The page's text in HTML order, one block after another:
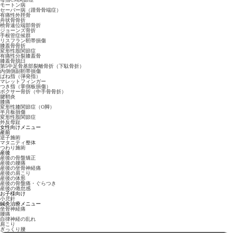
モートン病
セーバー病（踵骨骨端症）
有痛性外脛骨
舟状骨骨折
橈骨遠位端部骨折
ジョーンズ骨折
手根管症候群
リスフラン靭帯損傷
膝蓋骨骨折
変形性股関節症
有痛性分裂膝蓋骨
膝蓋骨脱臼
第5中足骨基部裂離骨折（下駄骨折）
内側側副靭帯損傷
ばね指（弾発指）
マレットフィンガー
つき指（掌側板損傷）
ボクサー骨折（中手骨骨折）
腱鞘炎
膝痛
変形性膝関節症（O脚）
半月板損傷
変形性股関節症
外反母趾
女性向けメニュー
産前
逆子施術
マタニティ整体
つわり施術
産後
産後の骨盤矯正
産後の腰痛
産後の坐骨神経痛
産後の肩こり
産後の体形
産後の骨盤痛・ぐらつき
産後の倦怠感
お子様向け
小児針
鍼灸治療メニュー
坐骨神経痛
腰痛
自律神経の乱れ
肩こり
ぎっくり腰